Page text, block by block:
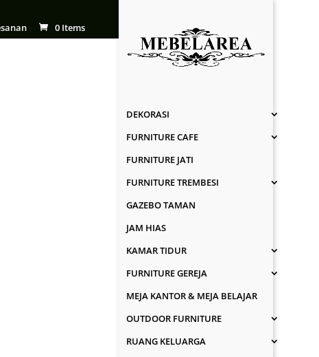
0 Items
DEKORASI
FURNITURE CAFE
FURNITURE JATI
FURNITURE TREMBESI
GAZEBO TAMAN
JAM HIAS
KAMAR TIDUR
FURNITURE GEREJA
MEJA KANTOR & MEJA BELAJAR
OUTDOOR FURNITURE
RUANG KELUARGA